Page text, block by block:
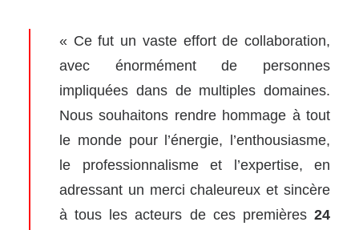
« Ce fut un vaste effort de collaboration,
avec énormément de personnes
impliquées dans de multiples domaines.
Nous souhaitons rendre hommage à tout
le monde pour l’énergie, l’enthousiasme,
le professionnalisme et l’expertise, en
adressant un merci chaleureux et sincère
à tous les acteurs de ces premières 24